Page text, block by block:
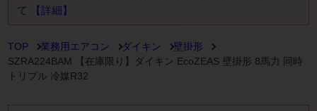
て
【詳細】
TOP 業務用エアコン ダイキン
壁掛形
SZRA224BAM 【在庫限り】ダイキン EcoZEAS 壁掛形 8馬力 同時
トリプル 冷媒R32